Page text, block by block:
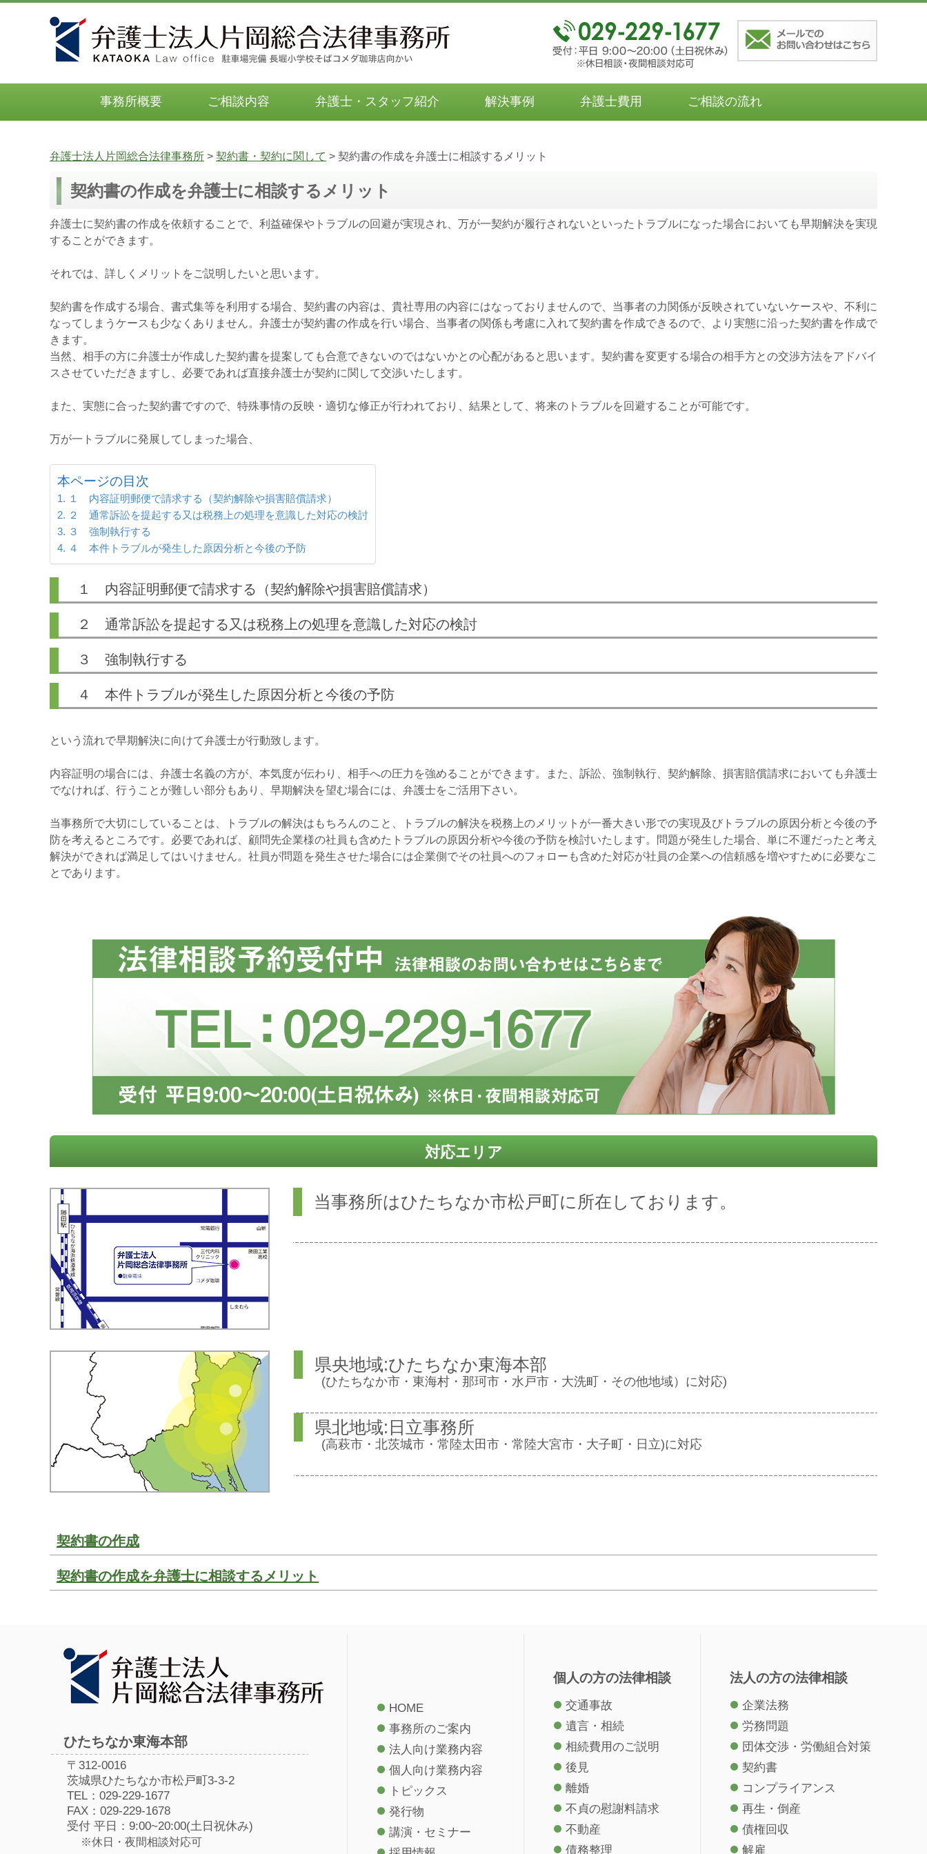
事務所概要 ご相談内容 弁護士・スタッフ紹介 解決事例 弁護士費用 ご相談の流れ
弁護士法人片岡総合法律事務所 > 契約書・契約に関して > 契約書の作成を弁護士に相談するメリット
契約書の作成を弁護士に相談するメリット
弁護士に契約書の作成を依頼することで、利益確保やトラブルの回避が実現され、万が一契約が履行されないといったトラブルになった場合においても早期解決を実現
することができます。
それでは、詳しくメリットをご説明したいと思います。
契約書を作成する場合、書式集等を利用する場合、契約書の内容は、貴社専用の内容にはなっておりませんので、当事者の力関係が反映されていないケースや、不利に
なってしまうケースも少なくありません。弁護士が契約書の作成を行い場合、当事者の関係も考慮に入れて契約書を作成できるので、より実態に沿った契約書を作成で
きます。
当然、相手の方に弁護士が作成した契約書を提案しても合意できないのではないかとの心配があると思います。契約書を変更する場合の相手方との交渉方法をアドバイ
スさせていただきますし、必要であれば直接弁護士が契約に関して交渉いたします。
また、実態に合った契約書ですので、特殊事情の反映・適切な修正が行われており、結果として、将来のトラブルを回避することが可能です。
万が一トラブルに発展してしまった場合、
本ページの目次
１ 内容証明郵便で請求する（契約解除や損害賠償請求）
２ 通常訴訟を提起する又は税務上の処理を意識した対応の検討
３ 強制執行する
４ 本件トラブルが発生した原因分析と今後の予防
１ 内容証明郵便で請求する（契約解除や損害賠償請求）
２ 通常訴訟を提起する又は税務上の処理を意識した対応の検討
３ 強制執行する
４ 本件トラブルが発生した原因分析と今後の予防
という流れで早期解決に向けて弁護士が行動致します。
内容証明の場合には、弁護士名義の方が、本気度が伝わり、相手への圧力を強めることができます。また、訴訟、強制執行、契約解除、損害賠償請求においても弁護士
でなければ、行うことが難しい部分もあり、早期解決を望む場合には、弁護士をご活用下さい。
当事務所で大切にしていることは、トラブルの解決はもちろんのこと、トラブルの解決を税務上のメリットが一番大きい形での実現及びトラブルの原因分析と今後の予
防を考えるところです。必要であれば、顧問先企業様の社員も含めたトラブルの原因分析や今後の予防を検討いたします。問題が発生した場合、単に不運だったと考え
解決ができれば満足してはいけません。社員が問題を発生させた場合には企業側でその社員へのフォローも含めた対応が社員の企業への信頼感を増やすために必要なこ
とであります。
対応エリア
当事務所はひたちなか市松戸町に所在しております。
県央地域:ひたちなか東海本部
(ひたちなか市・東海村・那珂市・水戸市・大洗町・その他地域）に対応)
県北地域:日立事務所
(高萩市・北茨城市・常陸太田市・常陸大宮市・大子町・日立)に対応
契約書の作成
契約書の作成を弁護士に相談するメリット
ひたちなか東海本部
〒312-0016
茨城県ひたちなか市松戸町3-3-2
TEL：029-229-1677
FAX：029-229-1678
受付 平日：9:00~20:00(土日祝休み)
※休日・夜間相談対応可
HOME
事務所のご案内
法人向け業務内容
個人向け業務内容
トピックス
発行物
講演・セミナー
個人の方の法律相談
交通事故
遺言・相続
相続費用のご説明
後見
離婚
不貞の慰謝料請求
不動産
債務整理
法人の方の法律相談
企業法務
労務問題
団体交渉・労働組合対策
契約書
コンプライアンス
再生・倒産
債権回収
解雇